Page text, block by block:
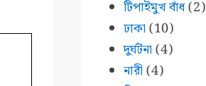
টিপাইমুখ বাঁধ(2)
ঢাকা (10)
দুর্ঘটনা (4)
নারী (4)